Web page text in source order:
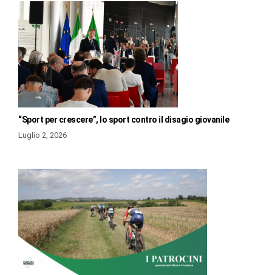
“Sport per crescere”, lo sport contro il disagio giovanile
Luglio 2, 2026